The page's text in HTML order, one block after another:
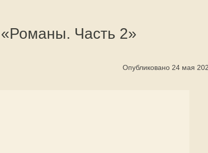
Часть 2»
Опубликовано 24 мая